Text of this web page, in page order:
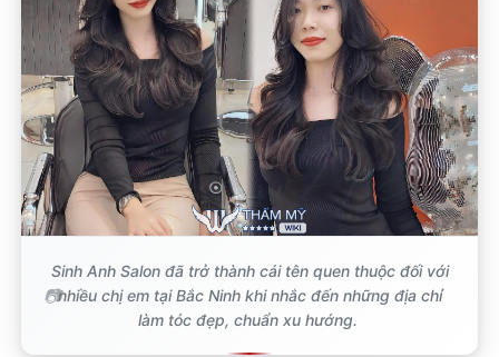
Sinh Anh Salon đã trở thành cái tên quen thuộc đối với
nhiều chị em tại Bắc Ninh khi nhắc đến những địa chỉ
làm tóc đẹp, chuẩn xu hướng.